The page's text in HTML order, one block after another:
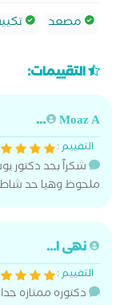
مصعد
التقييمات:
Moaz A...
التقييم :
شكراً بجد دكتور
ملحوظ وهيا حد
نهى ا...
التقييم :
دكتوره ممتازه جدا.